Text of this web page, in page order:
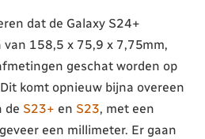
dat de Galaxy S24+
158,5 x 75,9 x 7,75mm,
geschat worden op
komt opnieuw bijna overeen
de S23+ en S23, met een
een millimeter. Er gaan